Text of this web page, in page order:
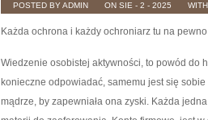
POSTED BY ADMIN ON SIE - 2 - 2025 WITH
Każda ochrona i każdy ochroniarz tu na
Wiedzenie osobistej aktywności, to powód do
konieczne odpowiadać, samemu jest się
mądrze, by zapewniała ona zyski. Każda